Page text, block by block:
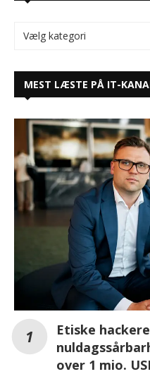
MEST LÆSTE PÅ IT-
Etiske
over 1 mio.